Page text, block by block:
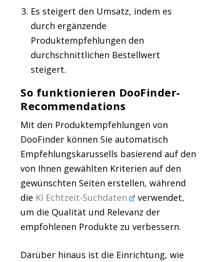
Es steigert den Umsatz, indem es
durch ergänzende
Produktempfehlungen den
durchschnittlichen Bestellwert
steigert.
So funktionieren DooFinder-
Recommendations
Mit den Produktempfehlungen von
DooFinder können Sie automatisch
Empfehlungskarussells basierend auf den
von Ihnen gewählten Kriterien auf den
gewünschten Seiten erstellen, während
die KI Echtzeit-Suchdaten
verwendet,
um die Qualität und Relevanz der
empfohlenen Produkte zu verbessern.
Darüber hinaus ist die Einrichtung, wie